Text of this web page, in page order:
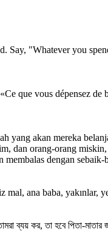
Say, "Whatever you
que vous dépensez
yang akan mereka
dan orang-orang
membalas dengan sebaik-
mal, ana baba,
ব্যয় কর, তা হবে পিতা-